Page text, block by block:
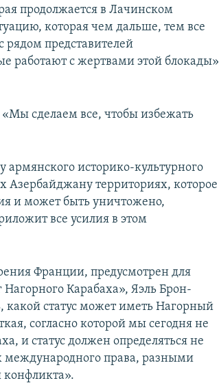
продолжается в Лачинском
которая чем дальше, тем все
рядом представителей
работают с жертвами этой блокады»
сделаем все, чтобы избежать
армянского историко-культурного
Азербайджану территориях, которое
и может быть уничтожено,
все усилия в этом
Франции, предусмотрен для
Карабаха», Яэль Брон-
статус может иметь Нагорный
согласно которой мы сегодня не
и статус должен определяться не
международного права, разными